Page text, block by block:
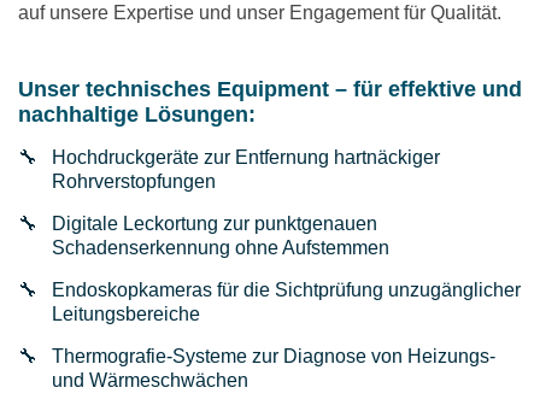
auf unsere Expertise und unser Engagement für Qualität.
Unser technisches Equipment – für effektive und
nachhaltige Lösungen:
Hochdruckgeräte zur Entfernung hartnäckiger
Rohrverstopfungen
Digitale Leckortung zur punktgenauen
Schadenserkennung ohne Aufstemmen
Endoskopkameras für die Sichtprüfung unzugänglicher
Leitungsbereiche
Thermografie-Systeme zur Diagnose von Heizungs-
und Wärmeschwächen